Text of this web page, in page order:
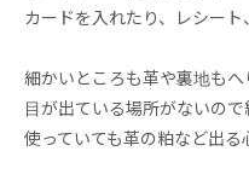
カードを入れたり、レシート
細かいところも革や裏地も
目が出ている場所がないので
使っていても革の粕など出る